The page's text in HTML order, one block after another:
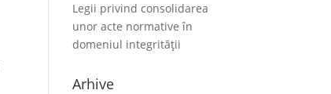
Legii privind consolidarea
unor acte normative în
domeniul integrității
Arhive